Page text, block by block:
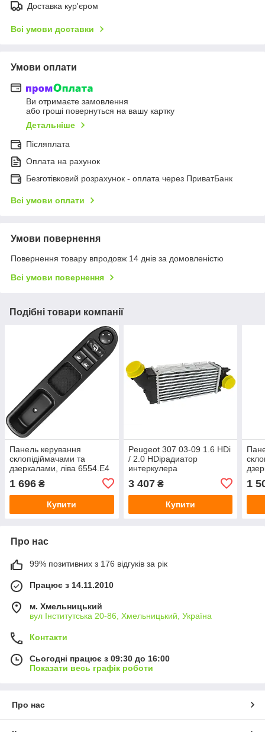
Доставка кур'єром
Всі умови доставки
Умови оплати
Ви отримаєте замовлення
або гроші повернуться на вашу картку
Детальніше
Післяплата
Оплата на рахунок
Безготівковий розрахунок - оплата через ПриватБанк
Всі умови оплати
Умови повернення
Повернення товару впродовж 14 днів за домовленістю
Всі умови повернення
Подібні товари компанії
Панель керування
склопідіймачами та
дзеркалами, ліва 6554.Е4
1 696 ₴
Купити
Peugeot 307 03-09 1.6 HDi
/ 2.0 HDiрадиатор
интеркулера
3 407₴
Купити
6+3
1
Про нас
99% позитивних з 176 відгуків за рік
Працює з 14.11.2010
м. Хмельницький
вул Інститутська 20-86, Хмельницький, Україна
Контакти
Сьогодні працює з 09:30 до 16:00
Показати весь графік роботи
Про нас